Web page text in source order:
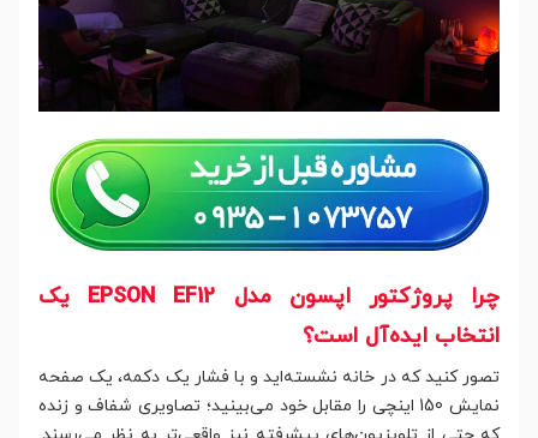
چرا پروژکتور اپسون مدل EPSON EF12 یک
انتخاب ایده‌آل است؟
تصور کنید که در خانه نشسته‌اید و با فشار یک دکمه، یک صفحه
نمایش 150 اینچی را مقابل خود می‌بینید؛ تصاویری شفاف و زنده